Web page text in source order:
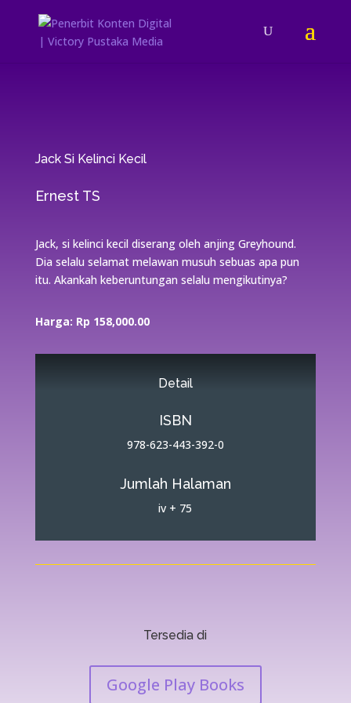
Jack Si Kelinci Kecil
Ernest TS
Jack, si kelinci kecil diserang oleh anjing Greyhound.
Dia selalu selamat melawan musuh sebuas apa pun
itu. Akankah keberuntungan selalu mengikutinya?
Harga: Rp 158,000.00
Detail
ISBN
978-623-443-392-0
Jumlah Halaman
iv + 75
Tersedia di
Google Play Books